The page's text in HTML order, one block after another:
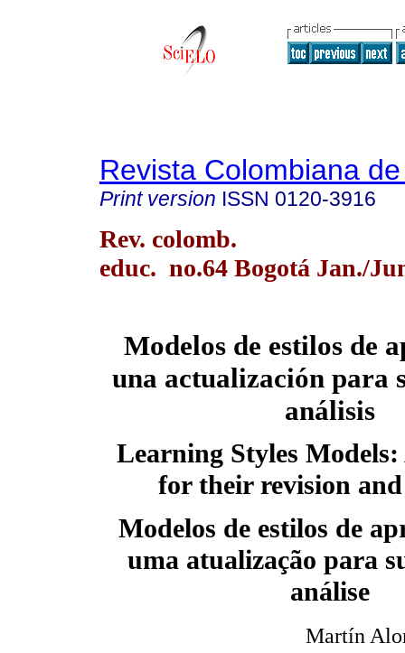
Revista Colombiana
Print version ISSN 0120-3916
Rev. colomb.
educ. no.64 Bogotá Jan./
Modelos de estilos de
una actualización para
análisis
Learning Styles
for their revision
Modelos de estilos de
uma atualização para
análise
Martín